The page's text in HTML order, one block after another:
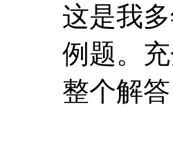
这是我
例题。
整个解